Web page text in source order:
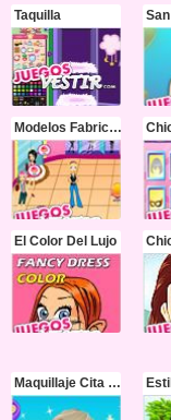
Taquilla
Modelos Fabrica De Sueños
El Color Del Lujo
Maquillaje Cita A Ciegas